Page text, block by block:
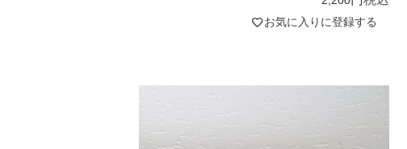
お気に入りに登録する